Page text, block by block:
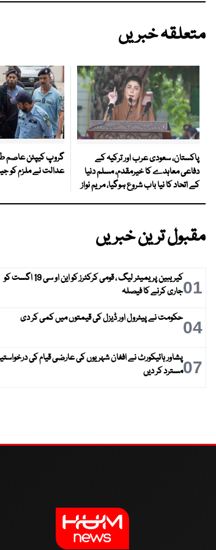
متعلقہ خبریں
پاکستان، سعودی عرب اور ترکیہ کے
دفاعی معاہدے کا خیرمقدم، مسلم دنیا
کے اتحاد کا نیا باب شروع ہوگیا، مریم نواز
گروپ کیپٹن عاصم
عدالت نے ملزم کو
مقبول ترین خبریں
01
کیریبین پریمیئر لیگ ، قومی کرکٹرز کو این او سی 19 اگست کو
جاری کرنے کا فیصلہ
04حکومت نے پیٹرول اور ڈیزل کی قیمتوں میں کمی کر دی
07پشاور ہائیکورٹ نے افغان شہریوں کی عارضی قیام کی
مسترد کر دیں